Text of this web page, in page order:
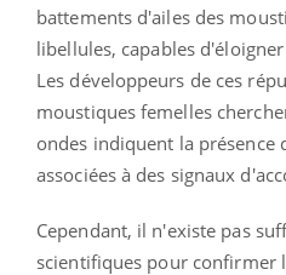
battements d'ailes des
libellules, capables
Les développeurs de ces
moustiques femelles
ondes indiquent la présence
associées à des signaux
Cependant, il n'existe pas
scientifiques pour confirmer